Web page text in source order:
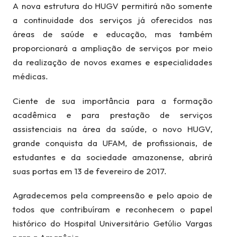
A nova estrutura do HUGV permitirá não somente
a continuidade dos serviços já oferecidos nas
áreas de saúde e educação, mas também
proporcionará a ampliação de serviços por meio
da realização de novos exames e especialidades
médicas.
Ciente de sua importância para a formação
acadêmica e para prestação de serviços
assistenciais na área da saúde, o novo HUGV,
grande conquista da UFAM, de profissionais, de
estudantes e da sociedade amazonense, abrirá
suas portas em 13 de fevereiro de 2017.
Agradecemos pela compreensão e pelo apoio de
todos que contribuíram e reconhecem o papel
histórico do Hospital Universitário Getúlio Vargas